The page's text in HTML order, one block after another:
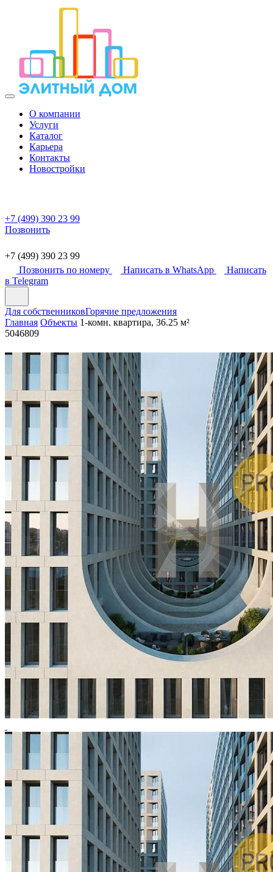
О компании
Услуги
Каталог
Карьера
Контакты
Новостройки
+7 (499) 390 23 99
Позвонить
+7 (499) 390 23 99
Позвонить по номеру
Написать в WhatsApp
Написать
в Telegram
Для собственниковГорячие предложения
Главная Объекты 1-комн. квартира, 36.25 м²
5046809